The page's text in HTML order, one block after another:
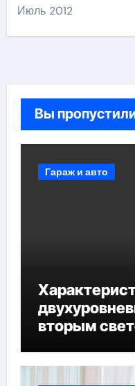
Июль 2012
Вы
Гараж и авто
вторым